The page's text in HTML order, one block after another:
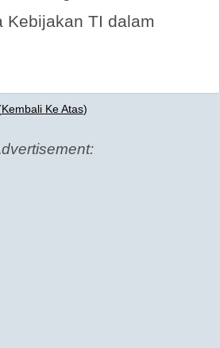
Kebijakan TI dalam
Kembali Ke Atas)